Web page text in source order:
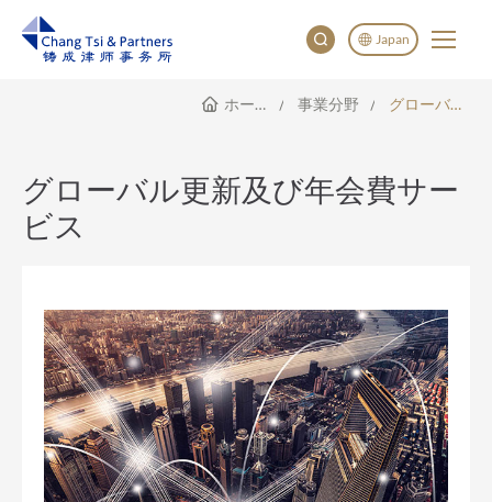
Japan
English
ホームページ 事業分野 グローバル更新及び年会費サービス
グローバル更新及び年会費サー
ビス